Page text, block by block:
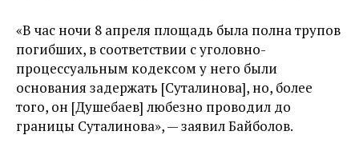
«В час ночи 8 апреля площадь была полна трупов
погибших, в соответствии с уголовно-
процессуальным кодексом у него были
основания задержать [Суталинова], но, более
того, он [Душебаев] любезно проводил до
границы Суталинова», — заявил Байболов.